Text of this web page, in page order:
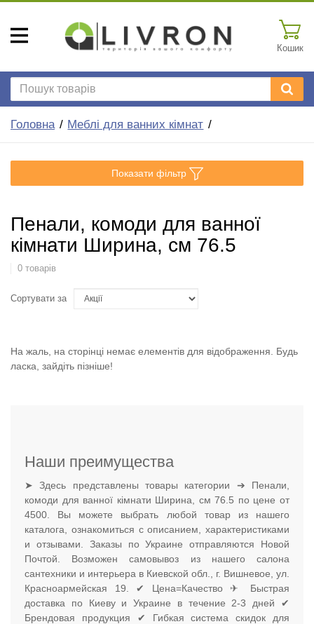
Кошик
Головна Меблі для ванних кімнат
Показати фільтр
Пенали, комоди для ванної
кімнати Ширина, см 76.5
0 товарів
Сортувати за
На жаль, на сторінці немає елементів для відображення. Будь
ласка, зайдіть пізніше!
Наши преимущества
➤ Здесь представлены товары категории ➔ Пенали,
комоди для ванної кімнати Ширина, см 76.5 по цене от
4500. Вы можете выбрать любой товар из нашего
каталога, ознакомиться с описанием, характеристиками
и отзывами. Заказы по Украине отправляются Новой
Почтой. Возможен самовывоз из нашего салона
сантехники и интерьера в Киевской обл., г. Вишневое, ул.
Красноармейская 19. ✔ Цена=Качество ✈ Быстрая
доставка по Киеву и Украине в течение 2-3 дней ✔
Брендовая продукция ✔ Гибкая система скидок для